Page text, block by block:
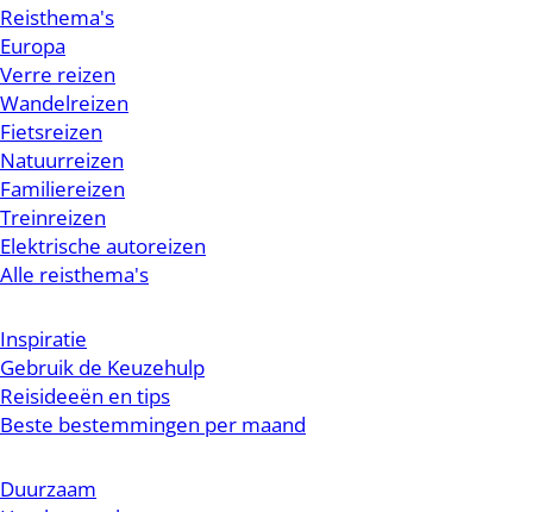
Reisthema's
Europa
Verre reizen
Wandelreizen
Fietsreizen
Natuurreizen
Familiereizen
Treinreizen
Elektrische autoreizen
Alle reisthema's
Inspiratie
Gebruik de Keuzehulp
Reisideeën en tips
Beste bestemmingen per maand
Duurzaam